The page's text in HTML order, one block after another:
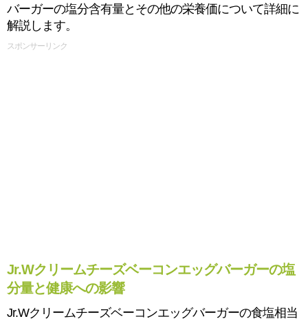
バーガーの塩分含有量とその他の栄養価について詳細に
解説します。
スポンサーリンク
Jr.Wクリームチーズベーコンエッグバーガーの塩
分量と健康への影響
Jr.Wクリームチーズベーコンエッグバーガーの食塩相当